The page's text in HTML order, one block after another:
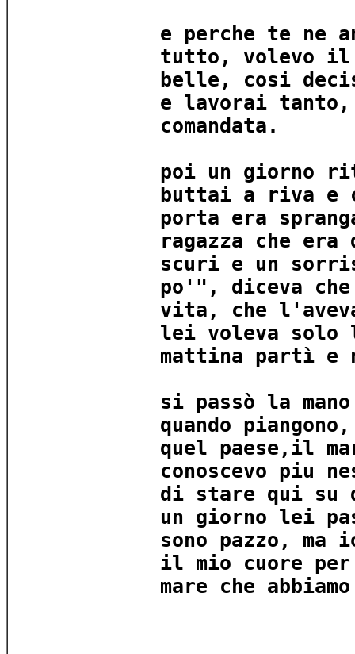
e perche te ne
tutto, volevo
belle, cosi
e lavorai tanto,
comandata.
poi un giorno
buttai a riva e
porta era
ragazza che
scuri e un
po'", diceva
vita, che
lei voleva solo
mattina partì e
si passò la
quando
quel paese,il
conoscevo piu
di stare qui su
un giorno lei
sono pazzo,
il mio cuore
mare che